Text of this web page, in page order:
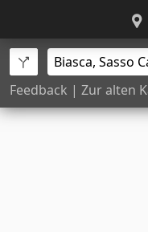
Feedback | Zur alten